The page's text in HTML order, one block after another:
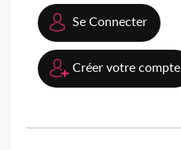
Se Connecter
Créer votre compte